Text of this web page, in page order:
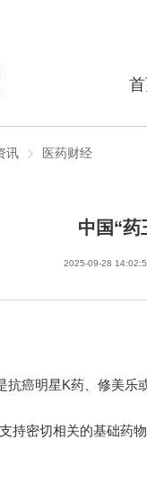
讯 医药财经
中国“药
2025-09-28
癌明星K药、修美乐
持密切相关的基础